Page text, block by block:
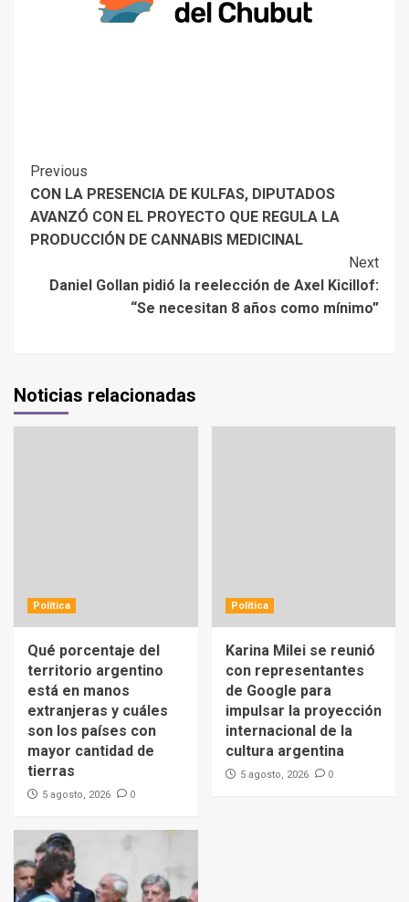
Previous
CON LA PRESENCIA DE KULFAS, DIPUTADOS
AVANZÓ CON EL PROYECTO QUE REGULA LA
PRODUCCIÓN DE CANNABIS MEDICINAL
Next
Daniel Gollan pidió la reelección de Axel Kicillof:
“Se necesitan 8 años como mínimo”
Noticias relacionadas
Política
Qué porcentaje del
territorio argentino
está en manos
extranjeras y cuáles
son los países con
mayor cantidad de
tierras
5 agosto, 2026 0
Política
Karina Milei se reunió
con representantes
de Google para
impulsar la proyección
internacional de la
cultura argentina
5 agosto, 2026 0